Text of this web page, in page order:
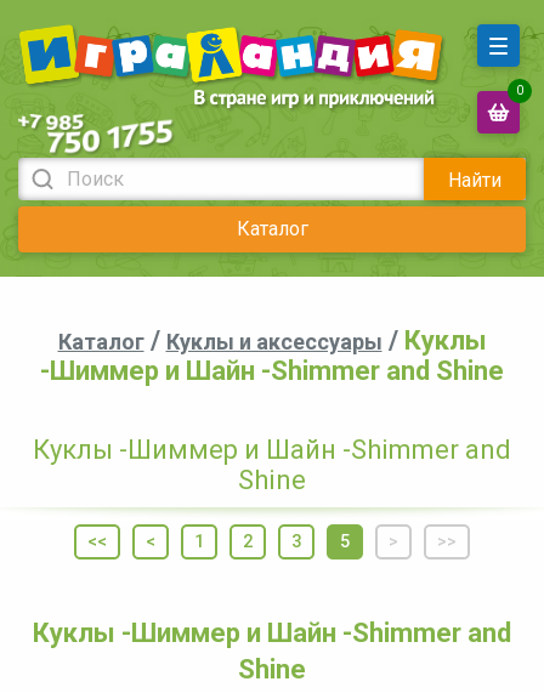
Найти
Каталог
0
Каталог/ Куклы и аксессуары / Куклы
-Шиммер и Шайн -Shimmer and Shine
Куклы -Шиммер и Шайн -Shimmer and
Shine
<< < 1 2 3 5 > >>
Куклы -Шиммер и Шайн -Shimmer and
Shine